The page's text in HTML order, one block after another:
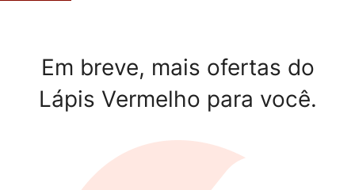
Em breve, mais ofertas do
Lápis Vermelho para você.